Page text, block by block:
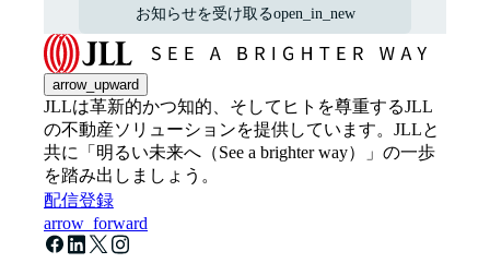
お知らせを受け取るopen_in_new
arrow_upward
JLLは革新的かつ知的、そしてヒトを尊重するJLL
の不動産ソリューションを提供しています。JLLと
共に「明るい未来へ（See a brighter way）」の一歩
を踏み出しましょう。
配信登録
arrow_forward